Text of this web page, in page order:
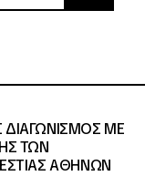
ΜΕ
ΤΩΝ
ΑΘΗΝΩΝ